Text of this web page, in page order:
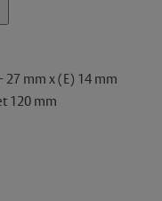
27 mm x (E) 14 mm
120 mm